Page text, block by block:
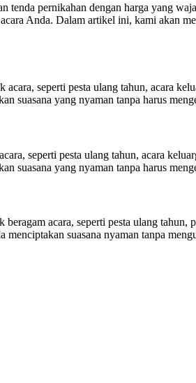
pernikahan dengan harga yang
Anda. Dalam artikel ini, kami akan
seperti pesta ulang tahun, acara
suasana yang nyaman tanpa harus
seperti pesta ulang tahun, acara
suasana yang nyaman tanpa harus
acara, seperti pesta ulang tahun,
suasana nyaman tanpa